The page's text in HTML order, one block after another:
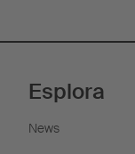
Esplora
News